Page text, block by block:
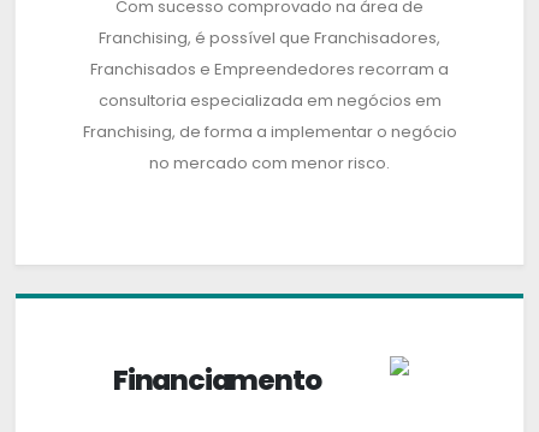
Com sucesso comprovado na área de
Franchising, é possível que Franchisadores,
Franchisados e Empreendedores recorram a
consultoria especializada em negócios em
Franchising, de forma a implementar o negócio
no mercado com menor risco.
Financiamento